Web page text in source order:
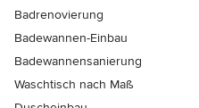
Badrenovierung
Badewannen-Einbau
Badewannensanierung
Waschtisch nach Maß